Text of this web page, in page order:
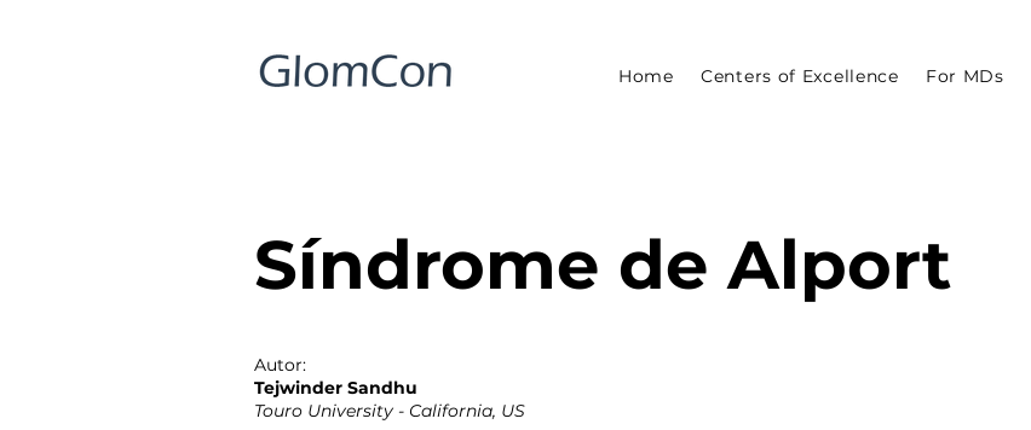
Home Centers of Excellence For MDs
Síndrome de Alport
Autor:
Tejwinder Sandhu
Touro University - California, US